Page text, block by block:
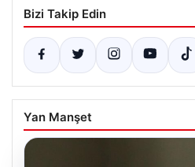
Bizi Takip Edin
Yan Manşet